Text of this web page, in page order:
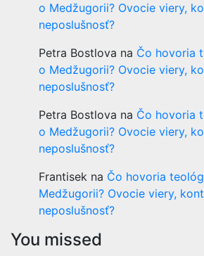
o Medžugorii? Ovocie viery,
neposlušnosť?
Petra Bostlova na Čo hovoria
o Medžugorii? Ovocie viery,
neposlušnosť?
Petra Bostlova na Čo hovoria
o Medžugorii? Ovocie viery,
neposlušnosť?
Frantisek na Čo hovoria
Medžugorii? Ovocie viery,
neposlušnosť?
You missed